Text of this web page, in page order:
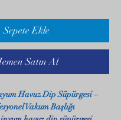
Sepete Ekle
Satın Al
Havuz Dip Süpürgesi –
Vakum Başlığı